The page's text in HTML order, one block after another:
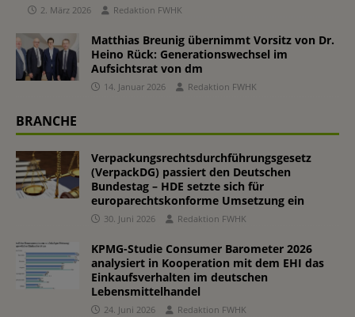
2. März 2026 Redaktion FWHK
Matthias Breunig übernimmt Vorsitz von Dr.
Heino Rück: Generationswechsel im
Aufsichtsrat von dm
14. Januar 2026 Redaktion FWHK
BRANCHE
Verpackungsrechtsdurchführungsgesetz
(VerpackDG) passiert den Deutschen
Bundestag – HDE setzte sich für
europarechtskonforme Umsetzung ein
30. Juni 2026 Redaktion FWHK
KPMG-Studie Consumer Barometer 2026
analysiert in Kooperation mit dem EHI das
Einkaufsverhalten im deutschen
Lebensmittelhandel
24. Juni 2026 Redaktion FWHK